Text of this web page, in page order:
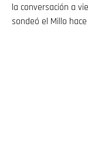
la conversación a
sondeó el Millo